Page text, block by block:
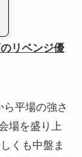
リベンジ優
平場の強さ
場を盛り上
くも中盤ま